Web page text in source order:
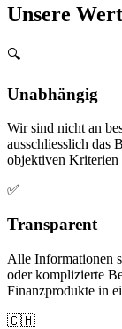
Unsere
🔍
Unabhängig
Wir sind nicht an
ausschliesslich das
objektiven Kriterien
✅
Transparent
Alle Informationen
oder komplizierte
Finanzprodukte in
🇨🇭